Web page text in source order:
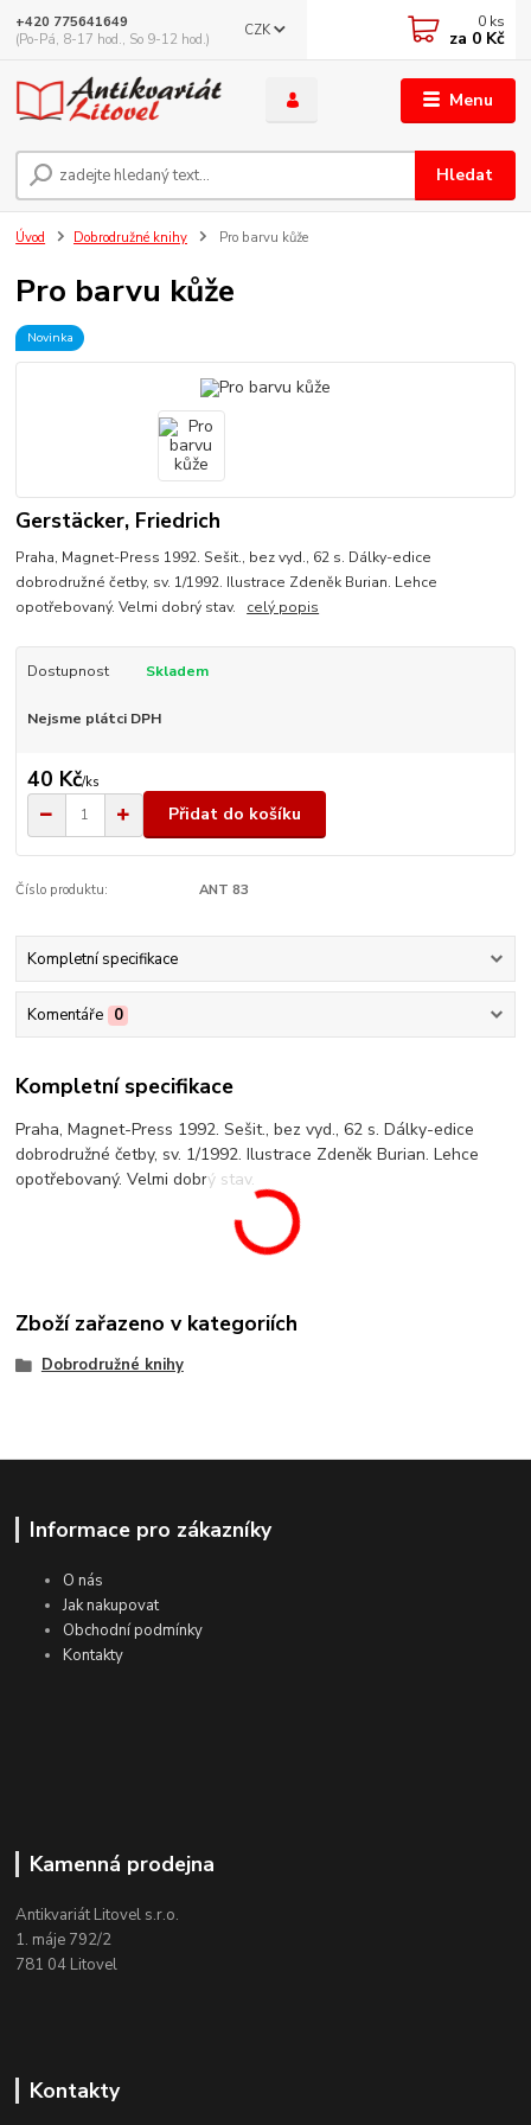
Menu
CZK
Hledat
+420 775641649
(Po-Pá, 8-17 hod., So 9-12 hod.)
0 ks
za 0 Kč
Úvod Dobrodružné knihy Pro barvu kůže
Pro barvu kůže
Novinka
Gerstäcker, Friedrich
Praha, Magnet-Press 1992. Sešit., bez vyd., 62 s. Dálky-edice
dobrodružné četby, sv. 1/1992. Ilustrace Zdeněk Burian. Lehce
opotřebovaný. Velmi dobrý stav. celý popis
Dostupnost Skladem
Nejsme plátci DPH
40 Kč/ks
Přidat do košíku
Číslo produktu: ANT 83
Kompletní specifikace
Komentáře 0
Kompletní specifikace
Praha, Magnet-Press 1992. Sešit., bez vyd., 62 s. Dálky-edice
dobrodružné četby, sv. 1/1992. Ilustrace Zdeněk Burian. Lehce
opotřebovaný. Velmi dobrý stav.
Zboží zařazeno v kategoriích
Dobrodružné knihy
Informace pro zákazníky
O nás
Jak nakupovat
Obchodní podmínky
Kontakty
Kamenná prodejna
Antikvariát Litovel s.r.o.
1. máje 792/2
781 04 Litovel
Kontakty